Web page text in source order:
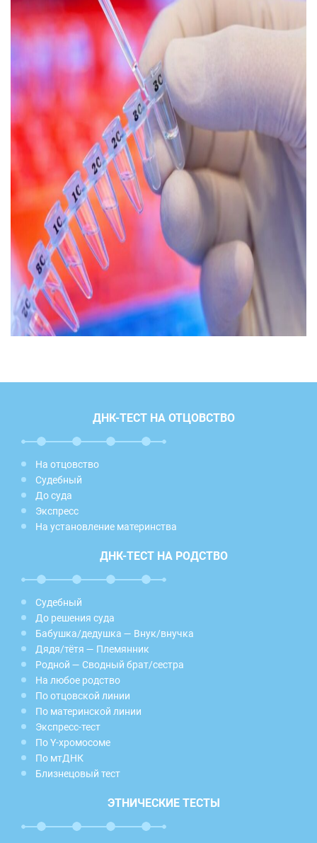
ДНК-ТЕСТ НА ОТЦОВСТВО
На отцовство
Судебный
До суда
Экспресс
На установление материнства
ДНК-ТЕСТ НА РОДСТВО
Судебный
До решения суда
Бабушка/дедушка — Внук/внучка
Дядя/тётя — Племянник
Родной — Сводный брат/сестра
На любое родство
По отцовской линии
По материнской линии
Экспресс-тест
По Y-хромосоме
По мтДНК
Близнецовый тест
ЭТНИЧЕСКИЕ ТЕСТЫ